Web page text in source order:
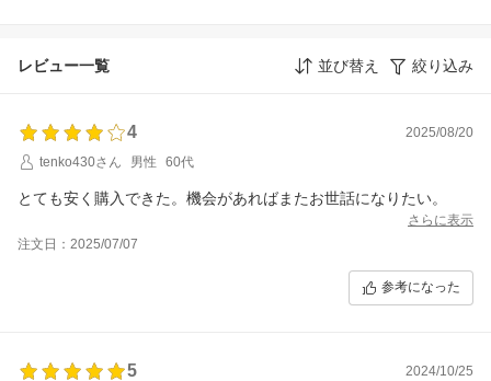
レビュー一覧 並び替え 絞り込み
4
2025/08/20
tenko430さん
男性 60代
とても安く購入できた。機会があればまたお世話になりたい。
さらに表示
注文日：2025/07/07
参考になった
5
2024/10/25